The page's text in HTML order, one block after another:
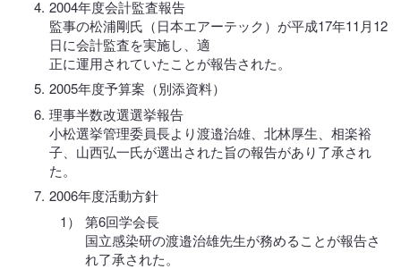
2004年度会計監査報告
監事の松浦剛氏（日本エアーテック）が平成17年11月12
日に会計監査を実施し、適
正に運用されていたことが報告された。
2005年度予算案（別添資料）
理事半数改選選挙報告
小松選挙管理委員長より渡邉治雄、北林厚生、相楽裕
子、山西弘一氏が選出された旨の報告があり了承され
た。
2006年度活動方針
第6回学会長
国立感染研の渡邉治雄先生が務めることが報告さ
れ了承された。